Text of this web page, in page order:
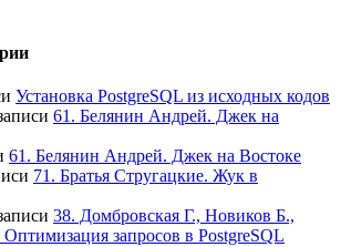
Установка PostgreSQL из исходных кодов
61. Белянин Андрей. Джек на
61. Белянин Андрей. Джек на Востоке
71. Братья Стругацкие. Жук в
38. Домбровская Г., Новиков Б.,
запросов в PostgreSQL